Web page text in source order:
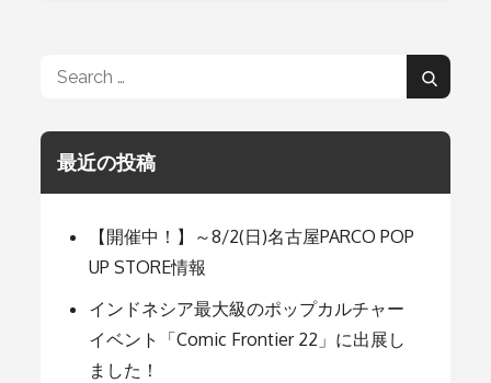
ナ
ビ
ゲ
ー
シ
Search
Search
最近の投稿
【開催中！】～8/2(日)名古屋PARCO POP
UP STORE情報
インドネシア最大級のポップカルチャー
イベント「Comic Frontier 22」に出展し
ました！